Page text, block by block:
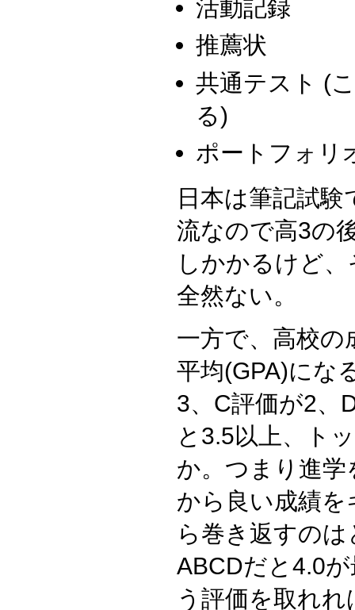
活動記録
推薦状
共通テスト (
る)
ポートフォリ
日本は筆記試
流なので高3の
しかかるけど
全然ない。
一方で、高校の
平均(GPA)にな
3、C評価が2、
と3.5以上、ト
か。つまり進
から良い成績
ら巻き返すの
ABCDだと4.0
う評価を取れ